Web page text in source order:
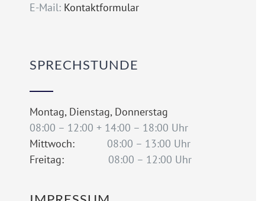
E-Mail: Kontaktformular
SPRECHSTUNDE
Montag, Dienstag, Donnerstag
08:00 – 12:00 + 14:00 – 18:00 Uhr
Mittwoch:08:00 – 13:00 Uhr
Freitag:08:00 – 12:00 Uhr